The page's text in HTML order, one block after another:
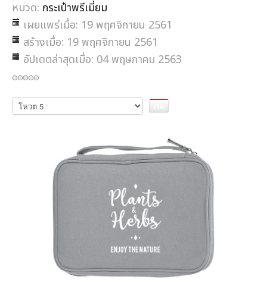
หมวด: กระเป๋าพรีเมี่ยม
เผยแพร่เมื่อ: 19 พฤศจิกายน 2561
สร้างเมื่อ: 19 พฤศจิกายน 2561
อัปเดตล่าสุดเมื่อ: 04 พฤษภาคม 2563
กรุณา
ให้